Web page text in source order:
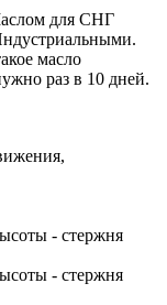
для СНГ
масло
раз в 10 дней.
- стержня
- стержня